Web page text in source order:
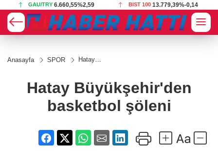
GAU/TRY 6.660,55%2,59 BIST 100 13.779,39%-0,14
Anasayfa SPOR
Hatay
şöleni
Hatay Büyükşehir'den
basketbol şöleni